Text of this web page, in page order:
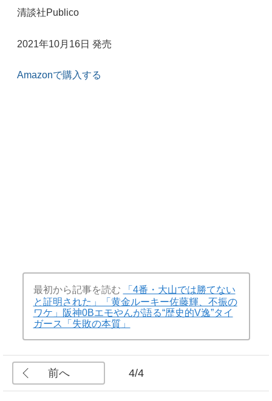
清談社Publico
2021年10月16日 発売
Amazonで購入する
最初から記事を読む
「4番・大山では勝てない
と証明された」「黄金ルーキー佐藤輝、不振の
ワケ」阪神0Bエモやんが語る“歴史的V逸”タイ
ガース「失敗の本質」
前へ 4/4